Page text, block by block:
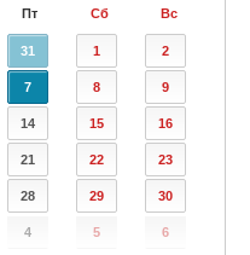
Пт Сб Вс
31 1 2
7 8 9
14 15 16
21 22 23
28 29 30
4 5 6